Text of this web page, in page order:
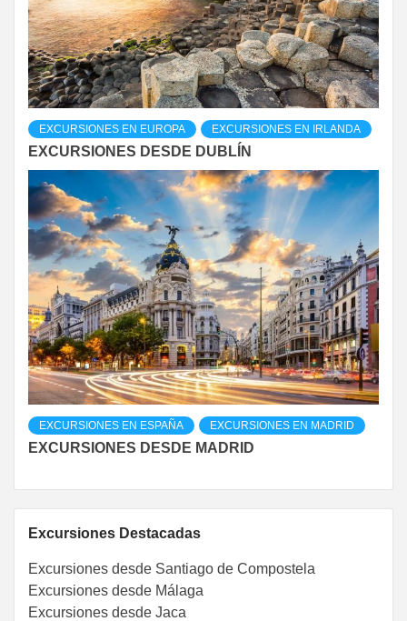
EXCURSIONES EN EUROPA EXCURSIONES EN IRLANDA
EXCURSIONES DESDE DUBLÍN
EXCURSIONES EN ESPAÑA EXCURSIONES EN MADRID
EXCURSIONES DESDE MADRID
Excursiones Destacadas
Excursiones desde Santiago de Compostela
Excursiones desde Málaga
Excursiones desde Jaca